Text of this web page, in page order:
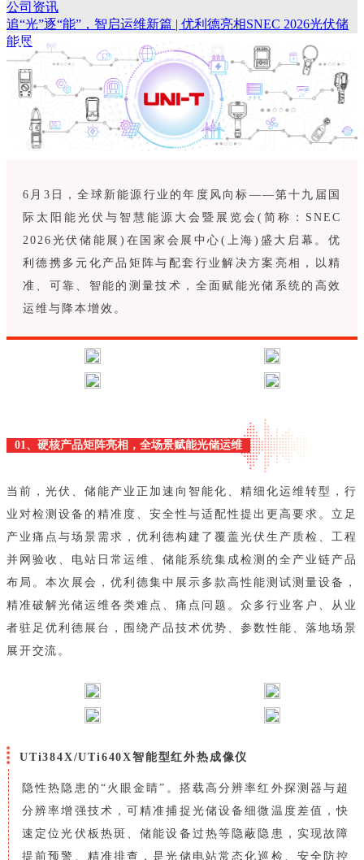
公司资讯
追“光”逐“能”，智启运维新篇 | 优利德亮相SNEC 2026光伏储
能展
6月3日，全球新能源行业的年度风向标——第十九届国
际太阳能光伏与智慧能源大会暨展览会(简称：SNEC
2026光伏储能展)在国家会展中心(上海)盛大启幕。优
利德携多元化产品矩阵与配套行业解决方案亮相，以精
准、可靠、智能的测量技术，全面赋能光储系统的高效
运维与降本增效。
01、硬核产品矩阵亮相，全场景赋能光储运维
当前，光伏、储能产业正加速向智能化、精细化运维转型，行
业对检测设备的精准度、安全性与适配性提出更高要求。立足
产业痛点与场景需求，优利德构建了覆盖光伏生产质检、工程
并网验收、电站日常运维、储能系统集成检测的全产业链产品
布局。本次展会，优利德集中展示多款高性能测试测量设备，
精准破解光储运维各类难点、痛点问题。众多行业客户、从业
者驻足优利德展台，围绕产品技术优势、参数性能、落地场景
展开交流。
UTi384X/UTi640X智能型红外热成像仪
隐性热隐患的“火眼金睛”。搭载高分辨率红外探测器与超
分辨率增强技术，可精准捕捉光储设备细微温度差值，快
速定位光伏板热斑、储能设备过热等隐蔽隐患，实现故障
提前预警、精准排查，是光储电站常态化巡检、安全防控